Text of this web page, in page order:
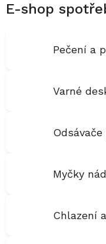
E-shop
Pečení a
Varné
Odsávače
Myčky
Chlazení